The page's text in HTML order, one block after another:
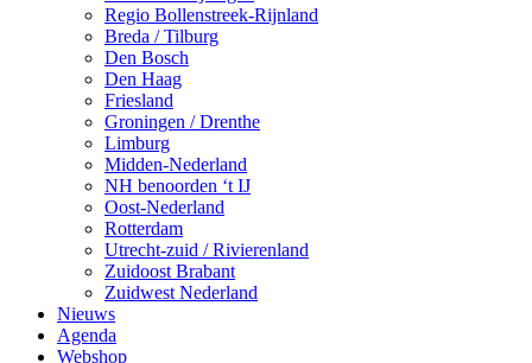
Regio Bollenstreek-Rijnland
Breda / Tilburg
Den Bosch
Den Haag
Friesland
Groningen / Drenthe
Limburg
Midden-Nederland
NH benoorden ‘t IJ
Oost-Nederland
Rotterdam
Utrecht-zuid / Rivierenland
Zuidoost Brabant
Zuidwest Nederland
Nieuws
Agenda
Webshop